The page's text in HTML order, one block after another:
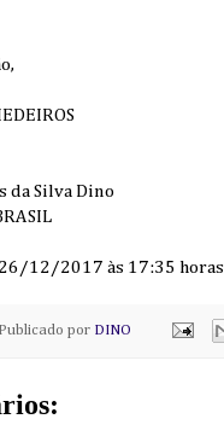
da Silva Dino
12/2017 às 17:35 horas
por DINO